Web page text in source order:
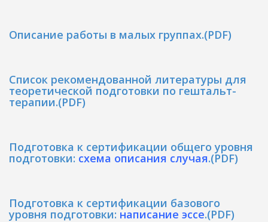
Описание работы в малых группах.(PDF)
Список рекомендованной литературы для
теоретической подготовки по гештальт-
терапии.(PDF)
Подготовка к сертификации общего уровня
подготовки: схема описания случая.(PDF)
Подготовка к сертификации базового
уровня подготовки: написание эссе.(PDF)